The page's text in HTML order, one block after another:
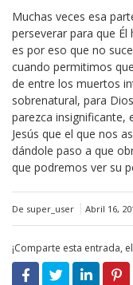
Muchas veces esa
perseverar para que
es por eso que no
cuando permitimos
de entre los muertos
sobrenatural, para
parezca insignificante,
Jesús que el que nos
dándole paso a que
que podremos ver su
De super_user Abril 16,
¡Comparte esta entrada,